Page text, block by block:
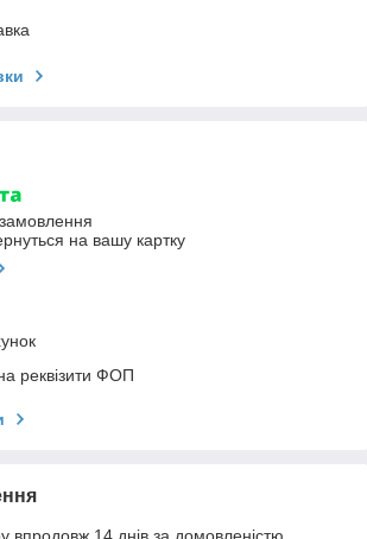
на вашу картку
реквізити ФОП